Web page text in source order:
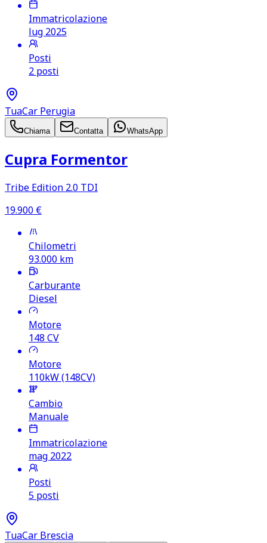
Immatricolazione
lug 2025
Posti
2 posti
TuaCar Perugia
Chiama Contatta WhatsApp
Cupra Formentor
Tribe Edition 2.0 TDI
19.900 €
Chilometri
93.000 km
Carburante
Diesel
Motore
148 CV
Motore
110kW (148CV)
Cambio
Manuale
Immatricolazione
mag 2022
Posti
5 posti
TuaCar Brescia